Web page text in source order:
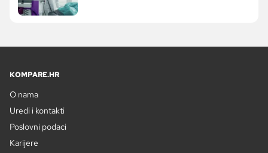
KOMPARE.HR
O nama
Uredi i kontakti
Poslovni podaci
Karijere